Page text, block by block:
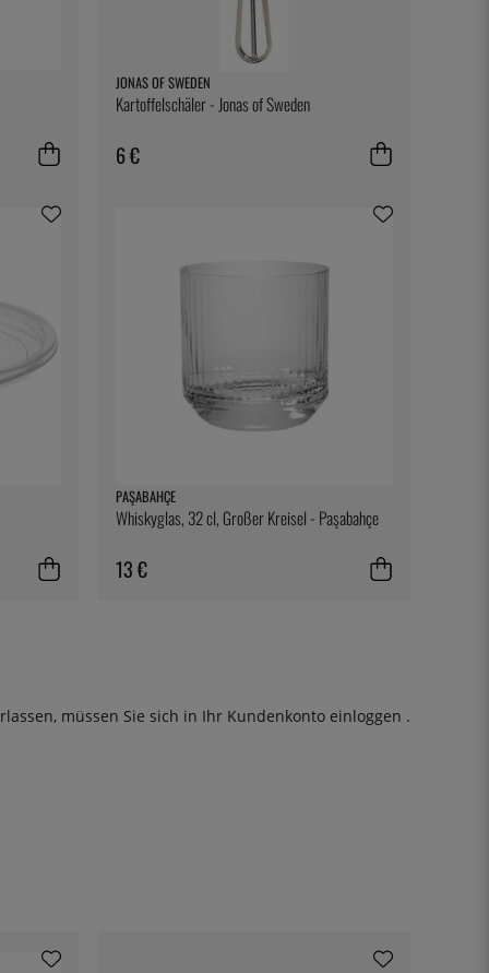
JONAS OF SWEDEN
Kartoffelschäler - Jonas of Sweden
6 €
PAŞABAHÇE
Whiskyglas, 32 cl, Großer Kreisel - Paşabahçe
13 €
müssen Sie sich in Ihr Kundenkonto einloggen .